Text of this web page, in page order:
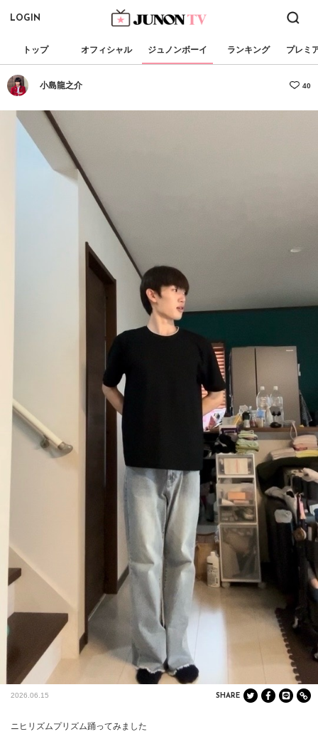
LOGIN
トップ オフィシャル ジュノンボーイ ランキング プレミ
小島龍之介 40
2026.06.15 SHARE
ニヒリズムプリズム踊ってみました